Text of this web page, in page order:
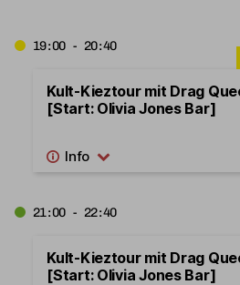
19:00 - 20:40
Kult-Kieztour mit Drag
[Start: Olivia Jones Bar]
21:00 - 22:40
Kult-Kieztour mit Drag
[Start: Olivia Jones Bar]